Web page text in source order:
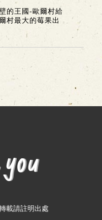
的王國-歐爾村給
村最大的莓果出
載請註明出處